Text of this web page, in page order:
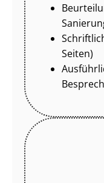
Seiten)